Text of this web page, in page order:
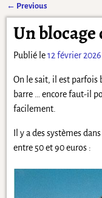
Navigation des
← Previous
Un blocage
Publié le12 février 2026
On le sait, il est parfois
barre … encore faut-il
facilement.
Il y a des systèmes
entre 50 et 90 euros :